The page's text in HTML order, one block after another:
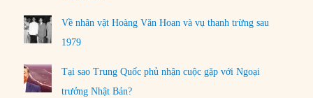
Về nhân vật Hoàng Văn Hoan và vụ thanh trừng sau
1979
Tại sao Trung Quốc phủ nhận cuộc gặp với Ngoại
trưởng Nhật Bản?